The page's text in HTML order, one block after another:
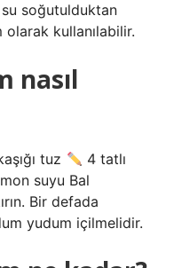
su soğutulduktan
olarak kullanılabilir.
nasıl
tuz
4 tatlı
suyu Bal
Bir defada
yudum içilmelidir.